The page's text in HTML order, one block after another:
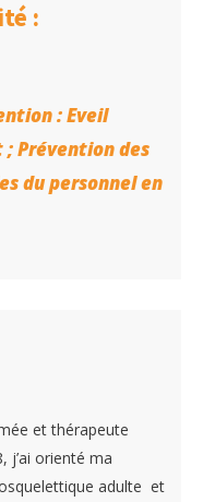
:
: Eveil
Prévention des
du personnel en
et thérapeute
j’ai orienté ma
adulte et